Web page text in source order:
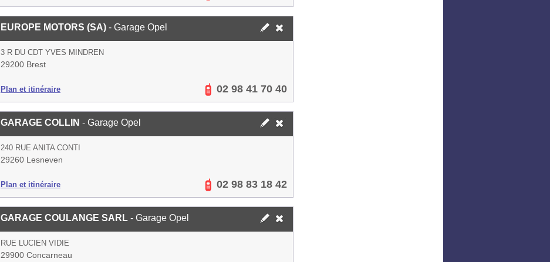
EUROPE MOTORS (SA) - Garage Opel
3 R DU CDT YVES MINDREN
29200 Brest
Plan et itinéraire 02 98 41 70 40
GARAGE COLLIN - Garage Opel
240 RUE ANITA CONTI
29260 Lesneven
Plan et itinéraire 02 98 83 18 42
GARAGE COULANGE SARL - Garage Opel
RUE LUCIEN VIDIE
29900 Concarneau